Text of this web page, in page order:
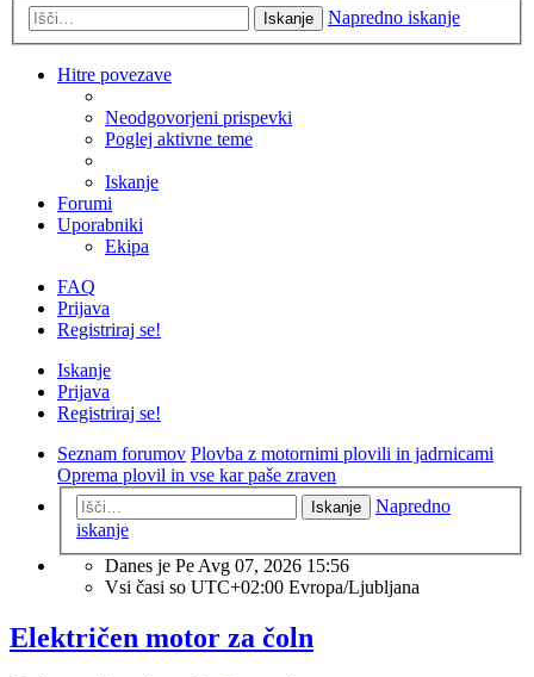
Iskanje Napredno iskanje
Hitre povezave
Neodgovorjeni prispevki
Poglej aktivne teme
Iskanje
Forumi
Uporabniki
Ekipa
FAQ
Prijava
Registriraj se!
Iskanje
Prijava
Registriraj se!
Seznam forumov Plovba z motornimi plovili in jadrnicami
Oprema plovil in vse kar paše zraven
Iskanje
Napredno
iskanje
Danes je Pe Avg 07, 2026 15:56
Vsi časi so UTC+02:00 Evropa/Ljubljana
Električen motor za čoln